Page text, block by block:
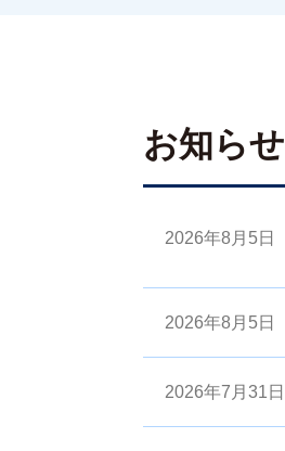
お知らせ
2026年8月5日
2026年8月5日
2026年7月31日